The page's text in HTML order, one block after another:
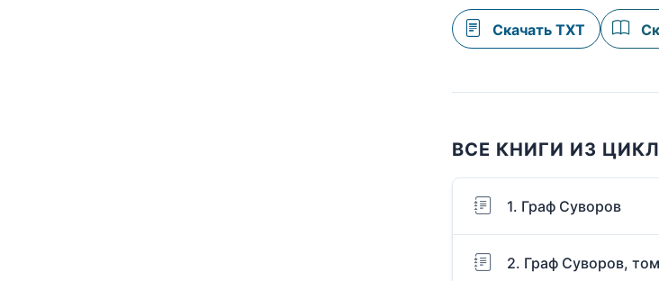
Скачать TXT
ВСЕ КНИГИ ИЗ
1. Граф Суворов
2. Граф Суворов,